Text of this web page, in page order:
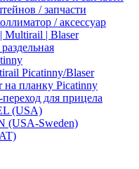
/ запчасти
/ аксессуар
Multirail | Blaser
Picatinny/Blaser
планку Picatinny
для прицела
(USA)
(USA-Sweden)